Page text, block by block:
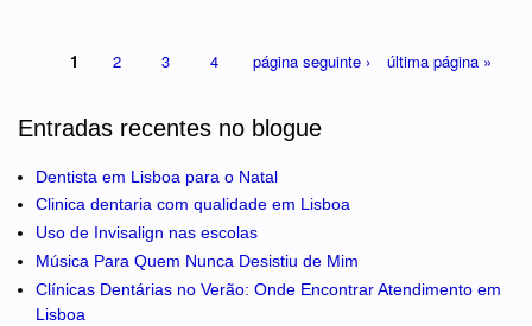
1 2 3 4 página seguinte › última página »
Entradas recentes no blogue
Dentista em Lisboa para o Natal
Clinica dentaria com qualidade em Lisboa
Uso de Invisalign nas escolas
Música Para Quem Nunca Desistiu de Mim
Clínicas Dentárias no Verão: Onde Encontrar Atendimento em
Lisboa